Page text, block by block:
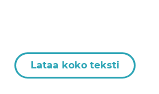
Lataa koko teksti